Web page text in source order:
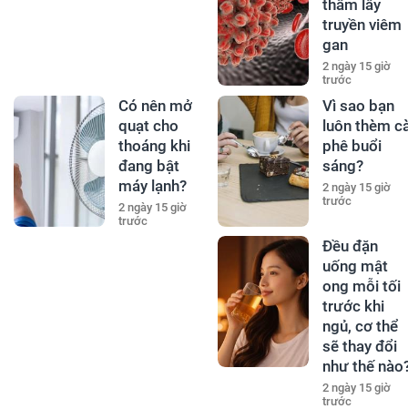
thầm lây
truyền viêm
gan
2 ngày 15 giờ
trước
Có nên mở
quạt cho
thoáng khi
đang bật
máy lạnh?
2 ngày 15 giờ
trước
Vì sao bạn
luôn thèm
phê buổi
sáng?
2 ngày 15 giờ
trước
Đều đặn
uống mật
ong mỗi tối
trước khi
ngủ, cơ thể
sẽ thay đổi
như thế
2 ngày 15 giờ
trước